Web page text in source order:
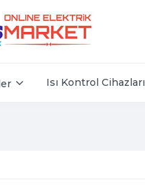
Isı Kontrol Cihazları